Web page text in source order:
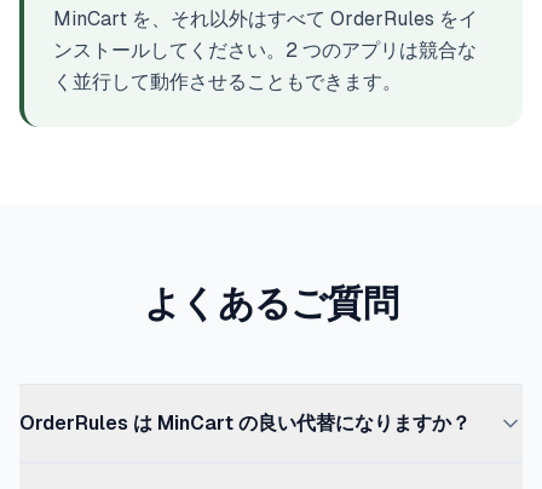
MinCart を、それ以外はすべて OrderRules をイ
ンストールしてください。2 つのアプリは競合な
く並行して動作させることもできます。
よくあるご質問
OrderRules は MinCart の良い代替になりますか？